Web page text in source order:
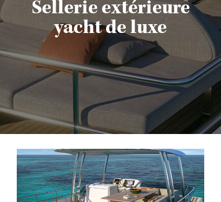
Sellerie extérieure
yacht de luxe